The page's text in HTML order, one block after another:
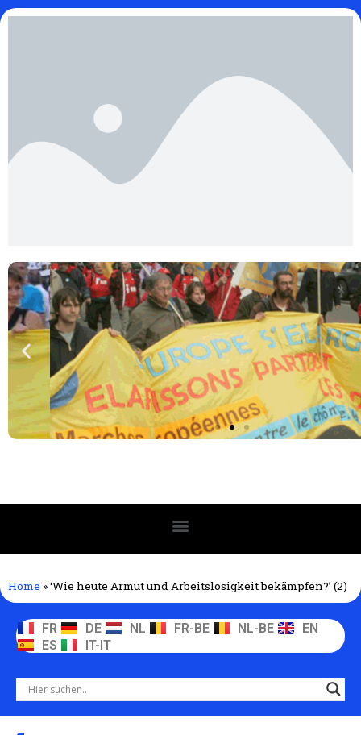
Home »‘Wie heute Armut und Arbeitslosigkeit bekämpfen?’ (2)
FR DE NL FR-BE NL-BE
EN
ES
IT-IT